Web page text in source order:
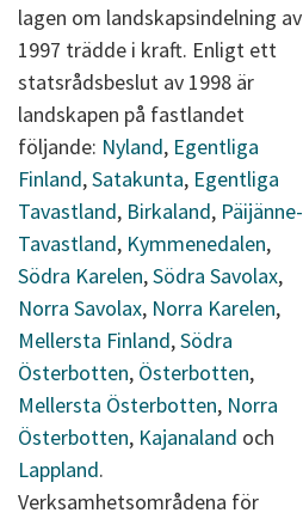
lagen om landskapsindelning av
1997 trädde i kraft. Enligt ett
statsrådsbeslut av 1998 är
landskapen på fastlandet
följande: Nyland, Egentliga
Finland,Satakunta, Egentliga
Tavastland, Birkaland, Päijänne-
Tavastland, Kymmenedalen,
Södra Karelen,Södra Savolax,
Norra Savolax, Norra Karelen,
Mellersta Finland,Södra
Österbotten, Österbotten,
Mellersta Österbotten, Norra
Österbotten, Kajanaland och
Lappland.
Verksamhetsområdena för